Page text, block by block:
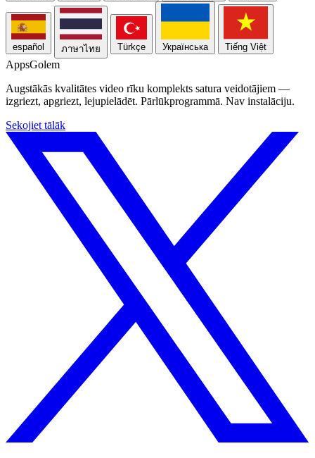
español ภาษาไทย Türkçe Українська Tiếng Việt
AppsGolem
Augstākās kvalitātes video rīku komplekts satura veidotājiem —
izgriezt, apgriezt, lejupielādēt. Pārlūkprogrammā. Nav instalāciju.
Sekojiet tālāk